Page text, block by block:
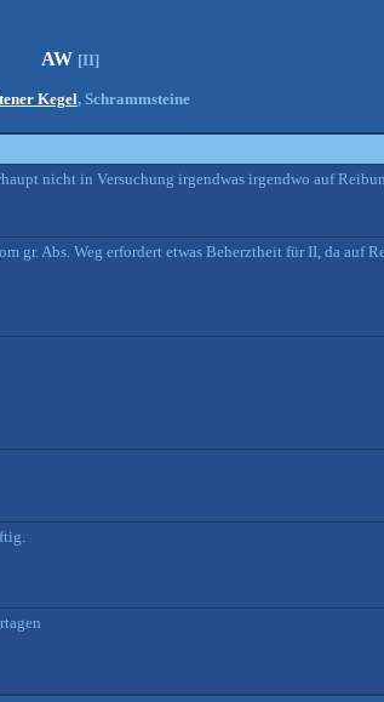
AW [II]
Kegel, Schrammsteine
nicht in Versuchung irgendwas irgendwo auf
gr. Abs. Weg erfordert etwas Beherztheit für II, da auf